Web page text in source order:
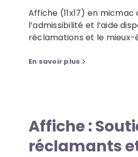
Affiche (11x17) en
l’admissibilité et l’aide
réclamations et le mieux-
En savoir plus
Affiche :
réclamants